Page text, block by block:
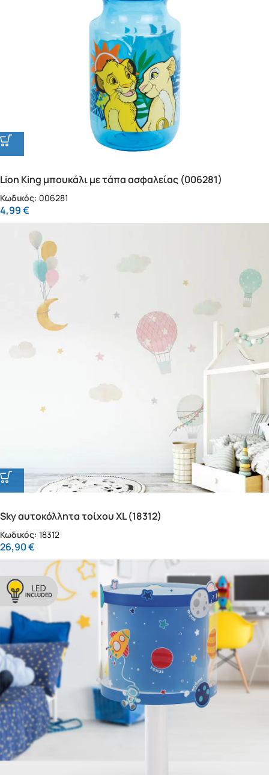
Lion King μπουκάλι με τάπα ασφαλείας (006281)
Κωδικός: 006281
4,99€
Sky αυτοκόλλητα τοίχου XL (18312)
Κωδικός: 18312
26,90€